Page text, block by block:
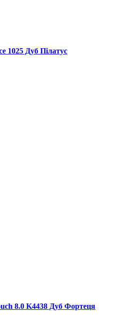
1025 Дуб Пілатус
8.0 K4438 Дуб Фортеця